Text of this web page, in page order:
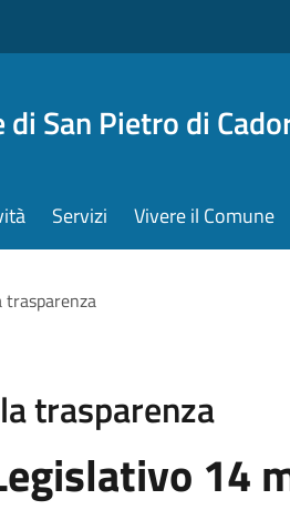
di San Pietro di
Servizi Vivere il Comune
trasparenza
trasparenza
14